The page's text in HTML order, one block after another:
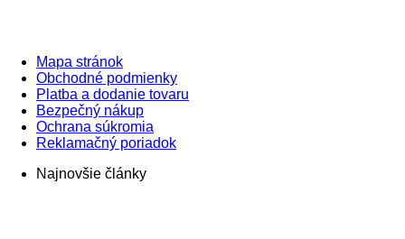
Mapa stránok
Obchodné podmienky
Platba a dodanie tovaru
Bezpečný nákup
Ochrana súkromia
Reklamačný poriadok
Najnovšie články